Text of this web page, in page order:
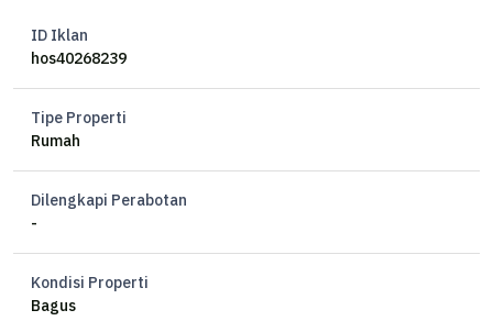
Luas Bangunan 450 m²
Lebar Muka 20 meter
Dapur 2
Hadap Utara
OP 325jt/th Nego
ID Iklan
hos40268239
Tipe Properti
Rumah
Dilengkapi Perabotan
-
Kondisi Properti
Bagus